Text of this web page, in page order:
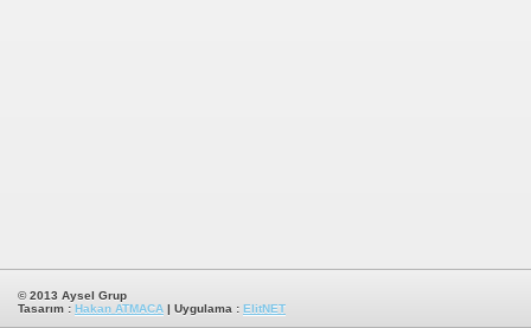
© 2013 Aysel Grup
Tasarım : Hakan ATMACA | Uygulama : ElitNET